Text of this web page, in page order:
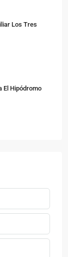
Los Tres
El Hipódromo